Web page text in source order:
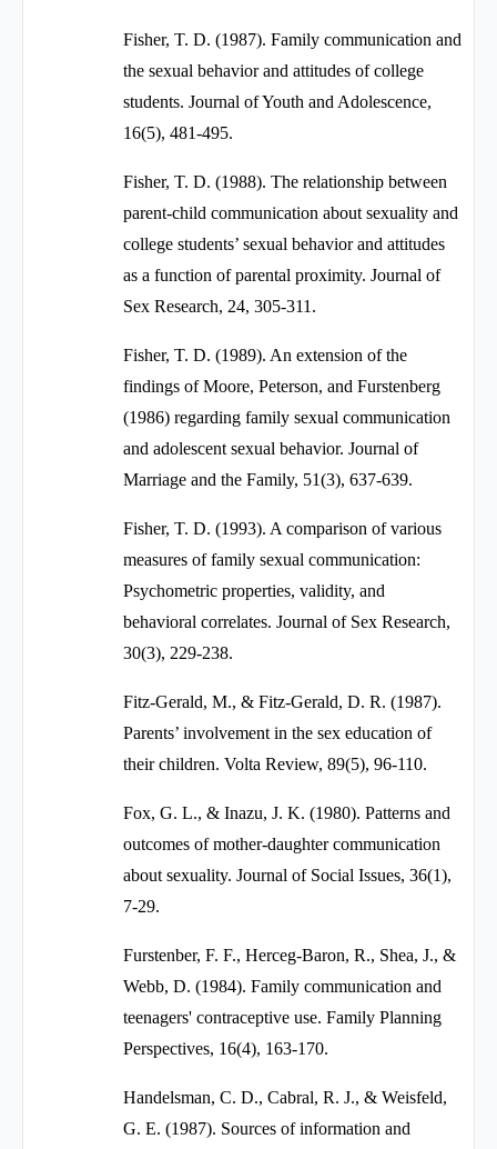
Fisher, T. D. (1987). Family communication and
the sexual behavior and attitudes of college
students.Journal of Youth and Adolescence,
16(5), 481-495.
Fisher, T. D. (1988). The relationship between
parent-child communication about sexuality and
college students’ sexual behavior and attitudes
as a function of parental proximity.Journal of
Sex Research, 24, 305-311.
Fisher, T. D. (1989). An extension of the
findings of Moore, Peterson, and Furstenberg
(1986) regarding family sexual communication
and adolescent sexual behavior.Journal of
Marriage and the Family, 51(3), 637-639.
Fisher, T. D. (1993). A comparison of various
measures of family sexual communication:
Psychometric properties, validity, and
behavioral correlates. Journal of Sex Research,
30(3), 229-238.
Fitz-Gerald, M., & Fitz-Gerald, D. R. (1987).
Parents’ involvement in the sex education of
their children.Volta Review, 89(5), 96-110.
Fox, G. L., & Inazu, J. K. (1980). Patterns and
outcomes of mother-daughter communication
about sexuality.Journal of Social Issues, 36(1),
7-29.
Furstenber, F. F., Herceg-Baron, R., Shea, J., &
Webb, D. (1984). Family communication and
teenagers' contraceptive use.Family Planning
Perspectives, 16(4), 163-170.
Handelsman, C. D., Cabral, R. J., & Weisfeld,
G. E. (1987). Sources of information and